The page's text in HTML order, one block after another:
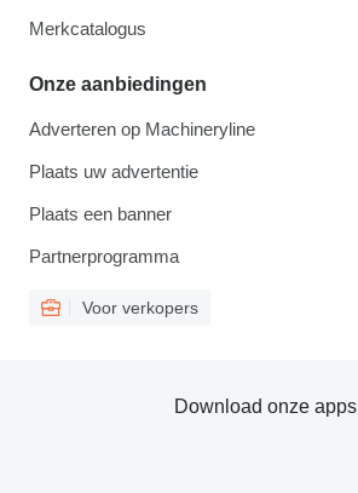
Merkcatalogus
Onze aanbiedingen
Adverteren op Machineryline
Plaats uw advertentie
Plaats een banner
Partnerprogramma
Voor verkopers
Download onze apps